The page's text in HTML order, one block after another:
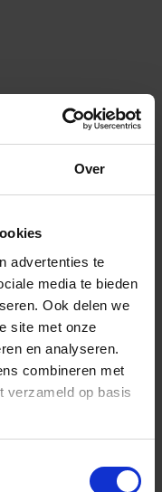
Over
advertenties te
media te bieden
Ook delen we
site met onze
en analyseren.
combineren met
verzameld op basis